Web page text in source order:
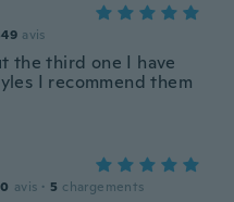
avis
the third one I have
I recommend them
avis · 5 chargements